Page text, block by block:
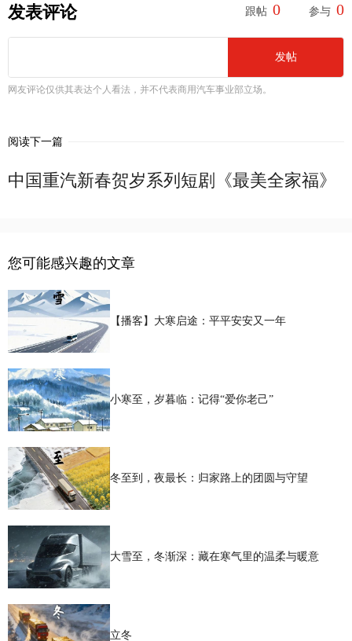
发表评论 跟帖 0 参与 0
发帖
网友评论仅供其表达个人看法，并不代表商用汽车事业部立场。
阅读下一篇
中国重汽新春贺岁系列短剧《最美全家福》
您可能感兴趣的文章
【播客】大寒启途：平平安安又一年
小寒至，岁暮临：记得“爱你老己”
冬至到，夜最长：归家路上的团圆与守望
大雪至，冬渐深：藏在寒气里的温柔与暖意
立冬